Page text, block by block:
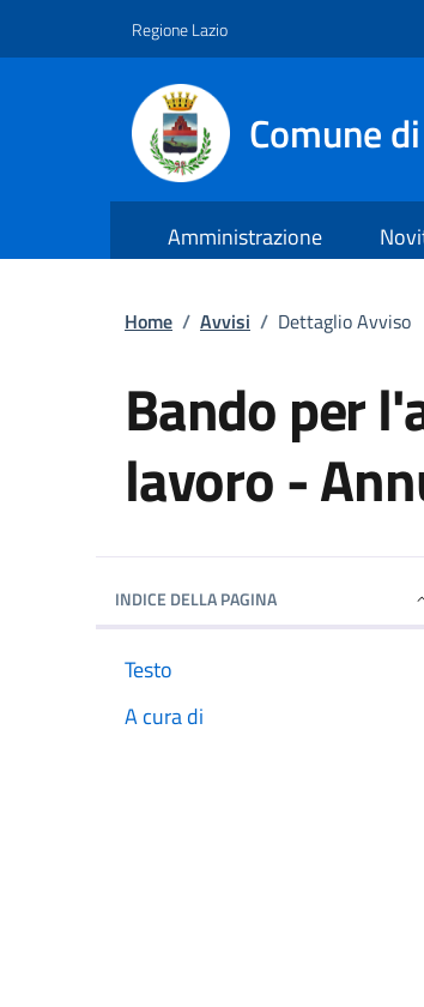
Regione Lazio
Comune
Amministrazione
Home / Avvisi / Dettaglio Avviso
Bando per
lavoro -
Dettagli della
INDICE DELLA PAGINA
Testo
A cura di